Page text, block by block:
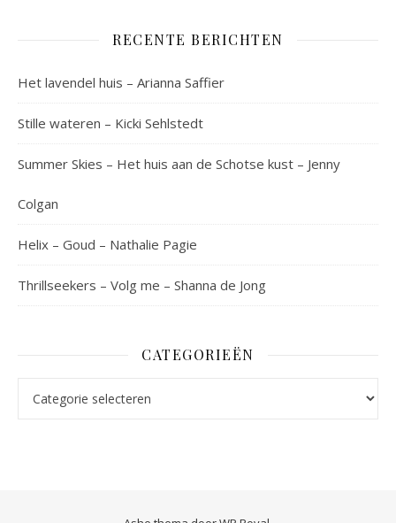
RECENTE BERICHTEN
Het lavendel huis – Arianna Saffier
Stille wateren – Kicki Sehlstedt
Summer Skies – Het huis aan de Schotse kust – Jenny
Colgan
Helix – Goud – Nathalie Pagie
Thrillseekers – Volg me – Shanna de Jong
CATEGORIEËN